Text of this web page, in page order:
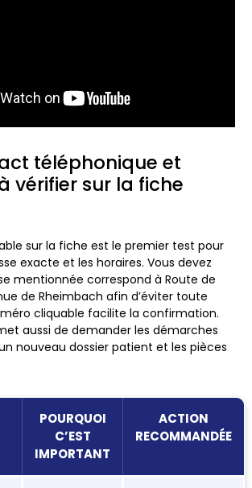
téléphonique et
vérifier sur la fiche
sur la fiche est le premier test pour
exacte et les horaires. Vous devez
mentionnée correspond à Route de
de Rheimbach afin d’éviter toute
cliquable facilite la confirmation.
aussi de demander les démarches
nouveau dossier patient et les pièces
POURQUOI
C’EST
IMPORTANT
ACTION
RECOMMANDÉE